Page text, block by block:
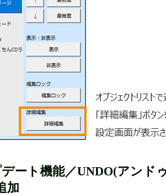
ート機能／UNDO(アンド
加